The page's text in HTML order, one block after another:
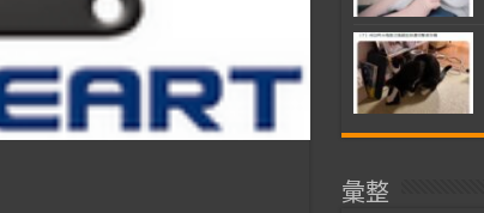
彙整